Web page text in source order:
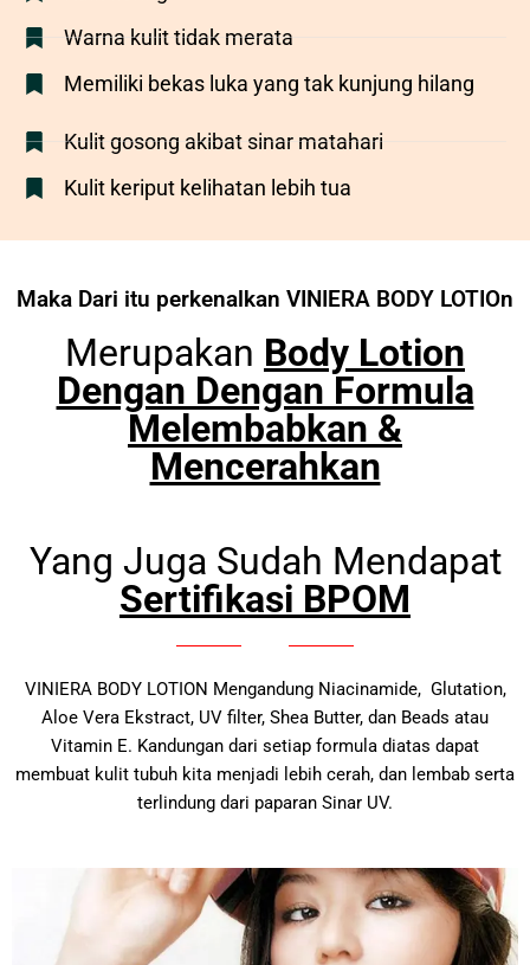
Warna kulit tidak merata
Memiliki bekas luka yang tak kunjung hilang
Kulit gosong akibat sinar matahari
Kulit keriput kelihatan lebih tua
Maka Dari itu perkenalkan VINIERA BODY LOTIOn
Merupakan Body Lotion
Dengan Dengan Formula
Melembabkan &
Mencerahkan
Yang Juga Sudah Mendapat
Sertifikasi BPOM
VINIERA BODY LOTION Mengandung Niacinamide, Glutation,
Aloe Vera Ekstract, UV filter, Shea Butter, dan Beads atau
Vitamin E. Kandungan dari setiap formula diatas dapat
membuat kulit tubuh kita menjadi lebih cerah, dan lembab serta
terlindung dari paparan Sinar UV.